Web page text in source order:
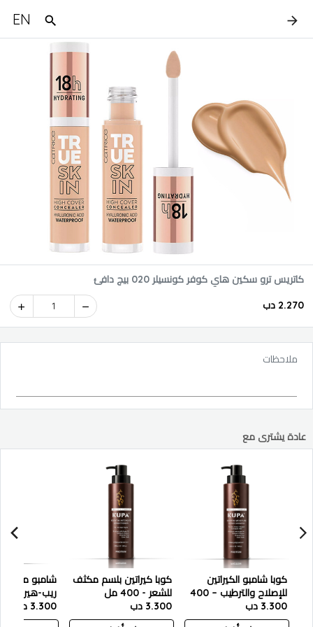
EN
كاتريس ترو سكين هاي كوفر كونسيلر 020 بيج دافئ
2.270 دب 1
ملاحظات
عادة يشترى مع
كوبا شامبو الكيراتين
للإصلاح والترطيب – 400
مل
3.300 دب
كوبا كيراتين بلسم مكثف
للشعر - 400 مل
3.300 دب
شامبو ماي
ريب-هير
السلفات - 500 مل
3.300 دب